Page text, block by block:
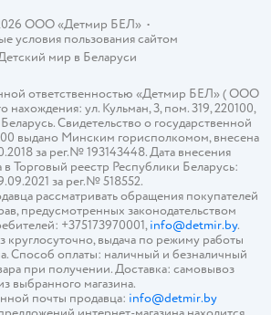
ООО «Детмир БЕЛ»•
условия пользования сайтом
мир в Беларуси
ответственностью «Детмир БЕЛ» ( ООО
ул. Кульман, 3, пом. 319, 220100,
Свидетельство о государственной
выдано Минским горисполкомом, внесена
за рег.№ 193143448. Дата внесения
в Торговый реестр Республики Беларусь:
за рег.№ 518552.
рассматривать обращения покупателей
предусмотренных законодательством
+375173970001,info@detmir.by.
круглосуточно, выдача по режиму работы
Способ оплаты: наличный и безналичный
при получении. Доставка: самовывоз
выбранного магазина.
почты продавца: info@detmir.by